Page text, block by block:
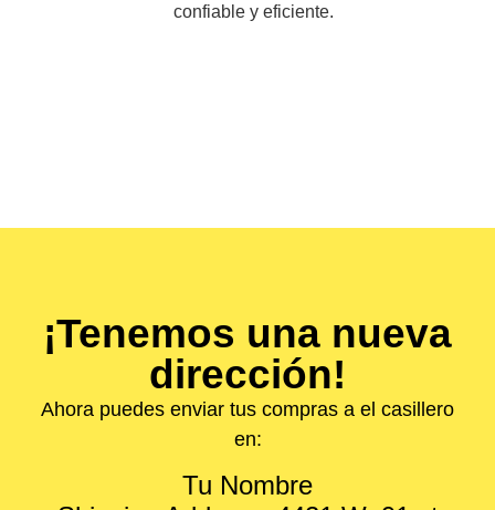
confiable y eficiente.
¡Tenemos una nueva
dirección!
Ahora puedes enviar tus compras a el casillero
en:
Tu Nombre